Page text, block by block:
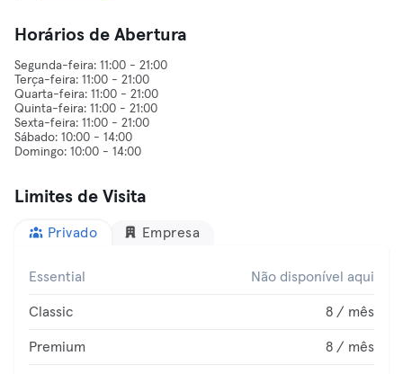
Horários de Abertura
Segunda-feira: 11:00 - 21:00
Terça-feira: 11:00 - 21:00
Quarta-feira: 11:00 - 21:00
Quinta-feira: 11:00 - 21:00
Sexta-feira: 11:00 - 21:00
Sábado: 10:00 - 14:00
Limites de Visita
Privado Empresa
Essential Não disponível aqui
Classic 8 / mês
Premium 8 / mês